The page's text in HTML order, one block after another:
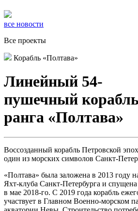
все новости
Все проекты
Корабль «Полтава»
Линейный 54-
пушечный
ранга «Полтава»
Воссозданный корабль Петровской
один из морских символов Санкт-
«Полтава» была заложена в 2013 году
Яхт-клуба Санкт-Петербурга и
в мае 2018-го. С 2019 года корабль
участвует в Главном Военно-морском